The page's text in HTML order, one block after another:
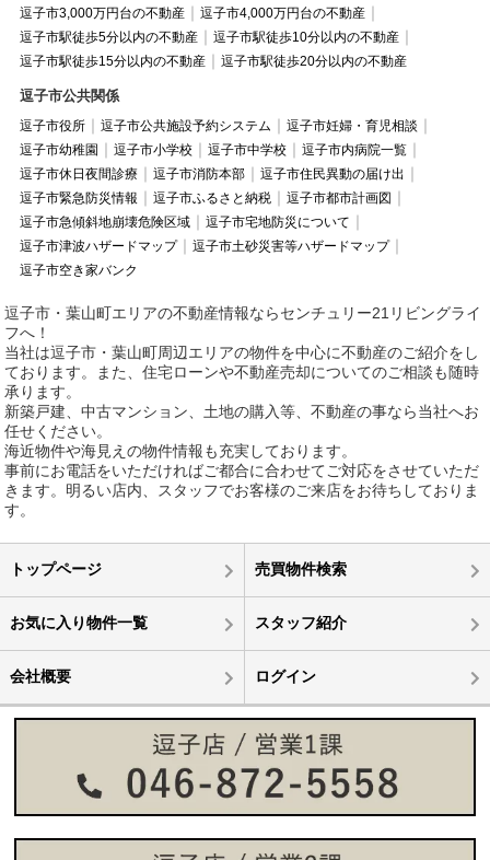
逗子市3,000万円台の不動産
逗子市4,000万円台の不動産
逗子市駅徒歩5分以内の不動産
逗子市駅徒歩10分以内の不動産
逗子市駅徒歩15分以内の不動産
逗子市駅徒歩20分以内の不動産
逗子市公共関係
逗子市役所 逗子市公共施設予約システム
逗子市妊婦・育児相談
逗子市幼稚園
逗子市小学校 逗子市中学校
逗子市内病院一覧
逗子市休日夜間診療
逗子市消防本部
逗子市住民異動の届け出
逗子市緊急防災情報
逗子市ふるさと納税
逗子市都市計画図
逗子市急傾斜地崩壊危険区域
逗子市宅地防災について
逗子市津波ハザードマップ
逗子市土砂災害等ハザードマップ
逗子市空き家バンク
逗子市・葉山町エリアの不動産情報ならセンチュリー21リビングライ
フへ！
当社は逗子市・葉山町周辺エリアの物件を中心に不動産のご紹介をし
ております。また、住宅ローンや不動産売却についてのご相談も随時
承ります。
新築戸建、中古マンション、土地の購入等、不動産の事なら当社へお
任せください。
海近物件や海見えの物件情報も充実しております。
事前にお電話をいただければご都合に合わせてご対応をさせていただ
きます。明るい店内、スタッフでお客様のご来店をお待ちしておりま
す。
トップページ 売買物件検索
お気に入り物件一覧 スタッフ紹介
会社概要 ログイン